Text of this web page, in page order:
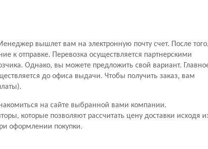
вышлет вам на электронную почту счет. После того,
к отправке. Перевозка осуществляется партнерскими
Однако, вы можете предложить свой вариант.
до офиса выдачи. Чтобы получить заказ, вам
на сайте выбранной вами компании.
которые позволяют рассчитать цену доставки исходя
оформлении покупки.